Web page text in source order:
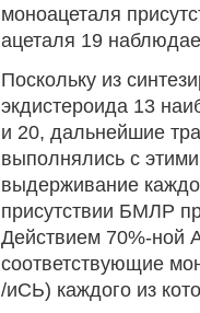
моноацеталя
ацеталя 19
Поскольку из
экдистероида 13
и 20, дальнейшие
выполнялись с
выдерживание
присутствии БМЛР
Действием 70%-ной
соответствующие
/иСЬ) каждого из